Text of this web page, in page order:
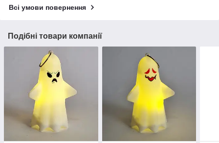
Всі умови повернення
Подібні товари компанії